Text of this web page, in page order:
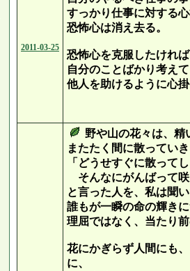
2011-03-25
すっかり仕事に対する
恐怖心は消え去る。
恐怖心を克服したけれ
自分のことばかり考え
他人を助けるように心
野や山の花々は、精
またたく間に散ってい
「どうせすぐに散って
そんなにがんばって
と言った人を、私は聞
誰もが一瞬の命の輝き
理屈ではなく、当たり
花にかぎらず人間にも
に、